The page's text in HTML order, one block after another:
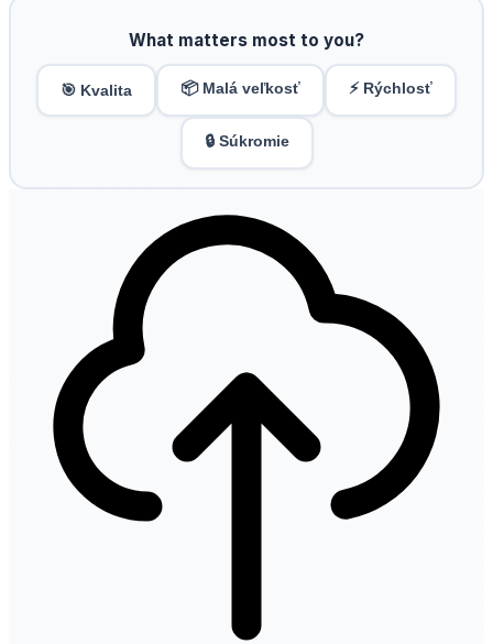
What matters most to you?
🎯 Kvalita 📦 Malá veľkosť ⚡ Rýchlosť
🔒 Súkromie